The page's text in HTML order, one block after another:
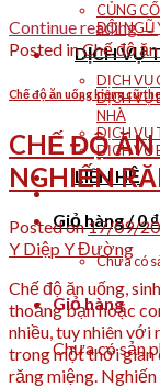
CỦNG
ĐỘI NGŨ
DỊCH VỤ
DỊCH VỤ
DỊCH VỤ
NHÀ
DỊCH VỤ
DỊCH VỤ
LIÊN HỆ
Giỏ hàng /0₫
Chưa có
Giỏ hàng
Chưa có sản
Continue reading→
Posted inChế độ
Chế độ ăn uống kiêng cữ
CHẾ ĐỘ
NGHIẾN
Posted on17/09/
Y Diệp Y Đường
Chế độ ăn uống,
thoảng bạn hoặc
nhiều, tuy nhiên với
trong một thời gian
răng miệng.